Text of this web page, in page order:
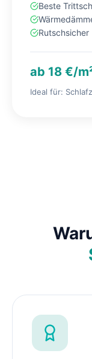
Beste
Rutschsicher
ab 18 €/
Ideal für: